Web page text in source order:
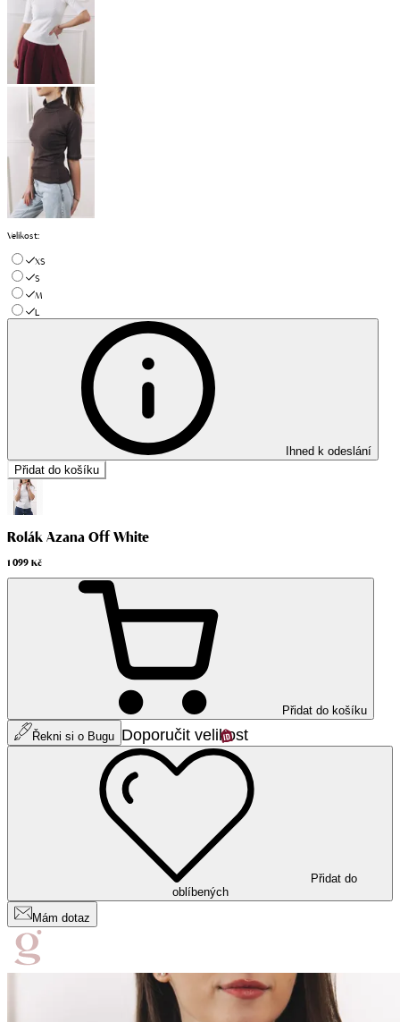
Velikost:
XS
S
M
L
Ihned k odeslání
Přidat do košíku
Rolák Azana Off White
1 099 Kč
Přidat do košíku
Řekni si o Bugu Doporučit velikost
Přidat do
oblíbených
Mám dotaz